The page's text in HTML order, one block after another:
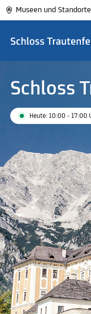
Museen und Standorte
Schloss
Heute: 10:00 - 17:00